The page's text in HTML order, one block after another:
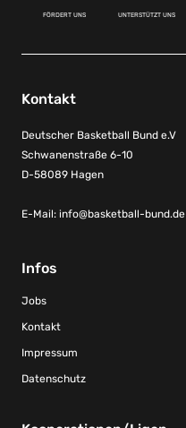
FÖRDERT UNS UNTERSTÜTZT UNS
Kontakt
Deutscher Basketball Bund e.V
Schwanenstraße 6-10
D-58089 Hagen
E-Mail: info@basketball-bund.de
Infos
Jobs
Kontakt
Impressum
Datenschutz